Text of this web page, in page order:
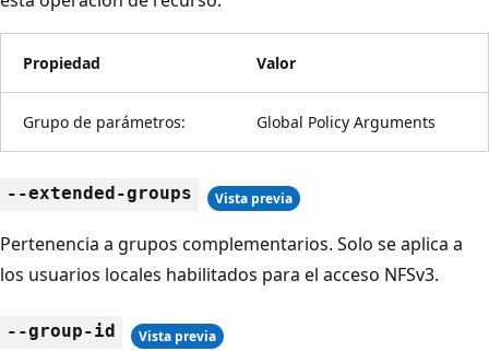
Propiedad Valor
Grupo de parámetros: Global Policy Arguments
--extended-groups Vista previa
Pertenencia a grupos complementarios. Solo se aplica a
los usuarios locales habilitados para el acceso NFSv3.
--group-id Vista previa